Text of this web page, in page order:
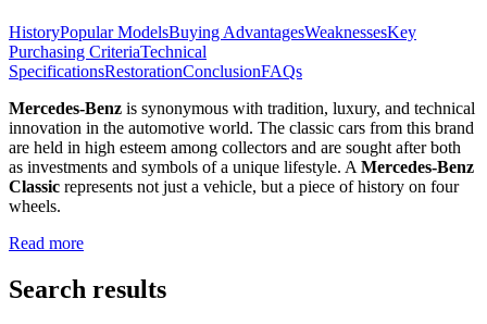
HistoryPopular ModelsBuying AdvantagesWeaknessesKey
Purchasing CriteriaTechnical
SpecificationsRestorationConclusionFAQs
Mercedes-Benz is synonymous with tradition, luxury, and technical
innovation in the automotive world. The classic cars from this brand
are held in high esteem among collectors and are sought after both
as investments and symbols of a unique lifestyle. A Mercedes-Benz
Classic represents not just a vehicle, but a piece of history on four
wheels.
Read more
Search results